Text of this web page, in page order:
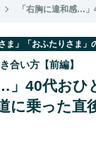
業界 #海外事情 #
「右胸に違和感…
ま」「おふたりさま」
合い方【前編】
」40代おひ
に乗った直